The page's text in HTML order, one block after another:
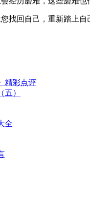
找回自己，重新踏上
精彩点评
五）
全